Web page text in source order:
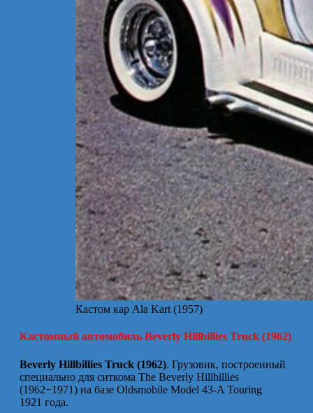
Кастом кар Ala Kart (1957)
Кастомный автомобиль Beverly Hillbillies Truck (1962)
Beverly Hillbillies Truck (1962). Грузовик, построенный
специально для ситкома The Beverly Hillbillies
(1962−1971) на базе Oldsmobile Model 43-A Touring
1921 года.